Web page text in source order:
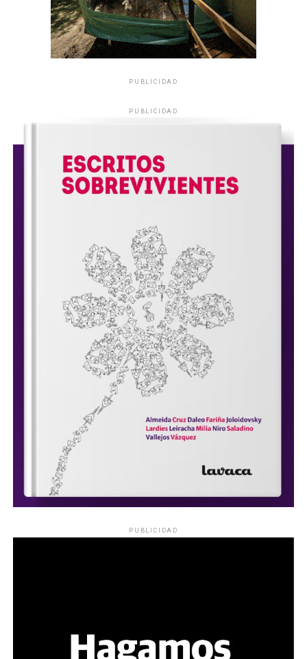
PUBLICIDAD
PUBLICIDAD
PUBLICIDAD